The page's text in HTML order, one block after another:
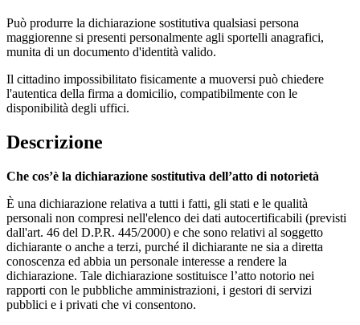
Può produrre la dichiarazione sostitutiva qualsiasi persona
maggiorenne si presenti personalmente agli sportelli anagrafici,
munita di un documento d'identità valido.
Il cittadino impossibilitato fisicamente a muoversi può chiedere
l'autentica della firma a domicilio, compatibilmente con le
disponibilità degli uffici.
Descrizione
Che cos’è la dichiarazione sostitutiva dell’atto di notorietà
È una dichiarazione relativa a tutti i fatti, gli stati e le qualità
personali non compresi nell'elenco dei dati autocertificabili (previsti
dall'art. 46 del D.P.R. 445/2000) e che sono relativi al soggetto
dichiarante o anche a terzi, purché il dichiarante ne sia a diretta
conoscenza ed abbia un personale interesse a rendere la
dichiarazione. Tale dichiarazione sostituisce l’atto notorio nei
rapporti con le pubbliche amministrazioni, i gestori di servizi
pubblici e i privati che vi consentono.